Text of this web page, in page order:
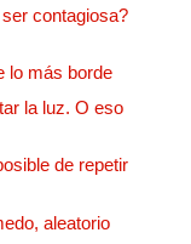
contagiosa?
lo más borde
la luz. O eso
de repetir
aleatorio